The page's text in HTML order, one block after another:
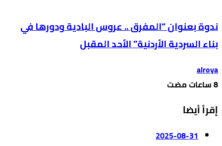
ندوة بعنوان “المفرق .. عروس البادية ودورها في
بناء السردية الأردنية” الأحد المقبل
alroya
إقرأ أيضا
2025-08-31